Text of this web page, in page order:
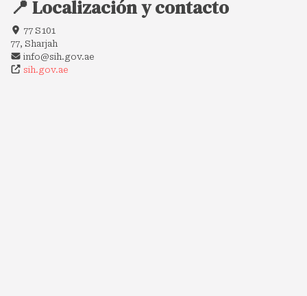
📍 Localización y contacto
77 S101
77, Sharjah
info@sih.gov.ae
sih.gov.ae